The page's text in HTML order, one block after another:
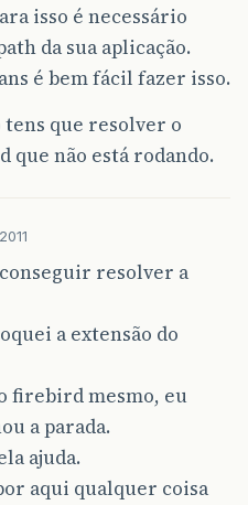
isso é necessário
da sua aplicação.
é bem fácil fazer isso.
que resolver o
não está rodando.
resolver a
a extensão do
firebird mesmo, eu
a parada.
ajuda.
aqui qualquer coisa